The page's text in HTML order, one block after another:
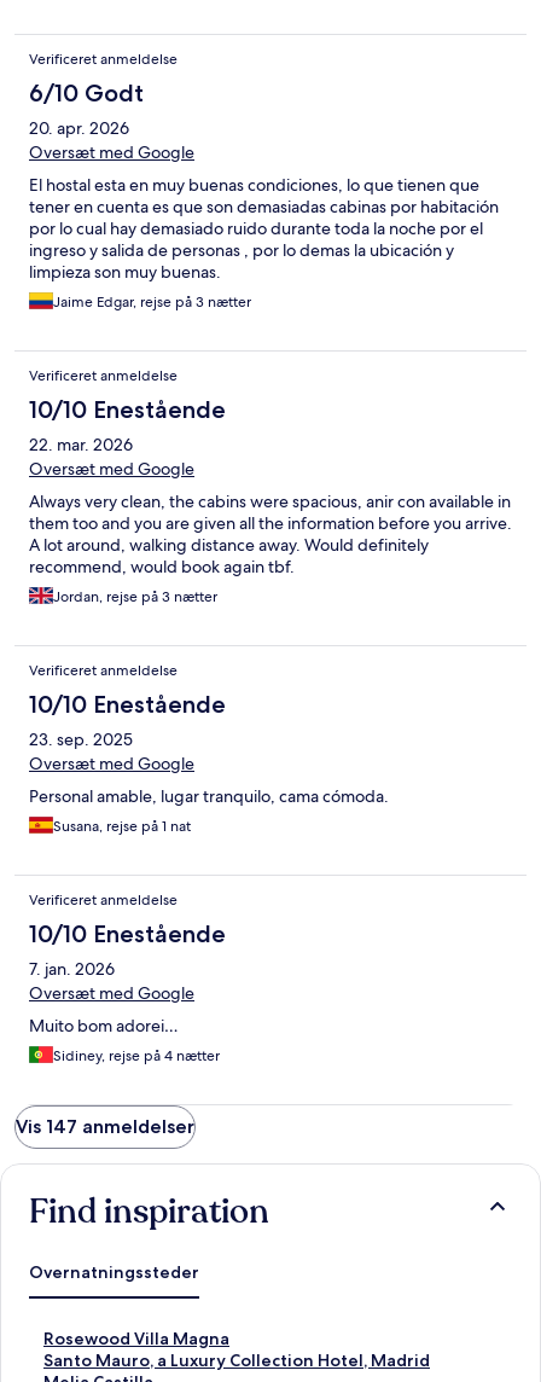
Verificeret anmeldelse
6/10 Godt
20. apr. 2026
Oversæt med Google
El hostal esta en muy buenas condiciones, lo que tienen que
tener en cuenta es que son demasiadas cabinas por habitación
por lo cual hay demasiado ruido durante toda la noche por el
ingreso y salida de personas , por lo demas la ubicación y
limpieza son muy buenas.
Jaime Edgar, rejse på 3 nætter
Verificeret anmeldelse
10/10 Enestående
22. mar. 2026
Oversæt med Google
Always very clean, the cabins were spacious, anir con available in
them too and you are given all the information before you arrive.
A lot around, walking distance away. Would definitely
recommend, would book again tbf.
Jordan, rejse på 3 nætter
Verificeret anmeldelse
10/10 Enestående
23. sep. 2025
Oversæt med Google
Personal amable, lugar tranquilo, cama cómoda.
Susana, rejse på 1 nat
Verificeret anmeldelse
10/10 Enestående
7. jan. 2026
Oversæt med Google
Muito bom adorei…
Sidiney, rejse på 4 nætter
Vis 147 anmeldelser
Find inspiration
Overnatningssteder
Rosewood Villa Magna
L
iSanto Mauro, a Luxury Collection Hotel, Madrid
L